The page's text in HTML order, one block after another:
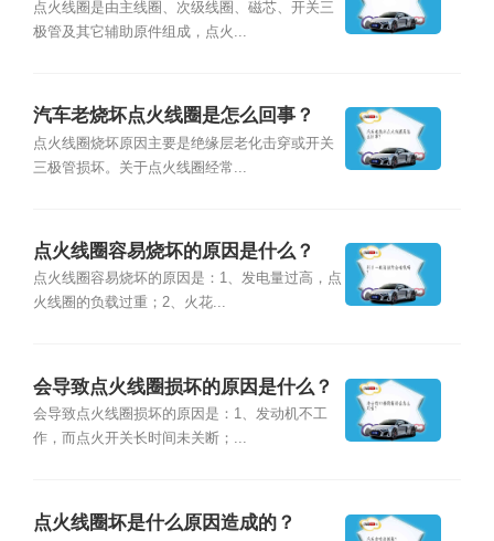
点火线圈是由主线圈、次级线圈、磁芯、开关三
极管及其它辅助原件组成，点火...
汽车老烧坏点火线圈是怎么回事？
点火线圈烧坏原因主要是绝缘层老化击穿或开关
三极管损坏。关于点火线圈经常...
点火线圈容易烧坏的原因是什么？
点火线圈容易烧坏的原因是：1、发电量过高，点
火线圈的负载过重；2、火花...
会导致点火线圈损坏的原因是什么？
会导致点火线圈损坏的原因是：1、发动机不工
作，而点火开关长时间未关断；...
点火线圈坏是什么原因造成的？